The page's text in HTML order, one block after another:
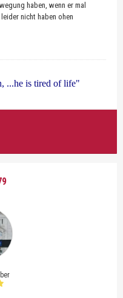
haben, wenn er mal
nicht haben ohen
...he is tired of life"